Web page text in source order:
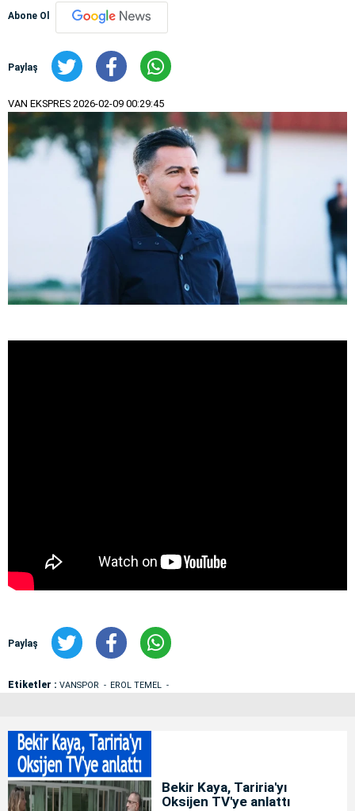
Abone Ol
Paylaş
VAN EKSPRES 2026-02-09 00:29:45
Paylaş
Etiketler : VANSPOR EROL TEMEL
Bekir Kaya, Tariria'yı
Oksijen TV'ye anlattı